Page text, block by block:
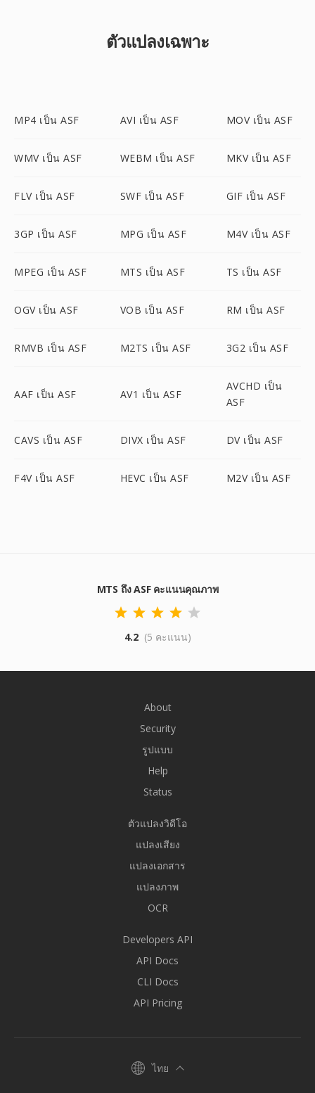
ตัวแปลงเฉพาะ
MP4 เป็น ASF AVI เป็น ASF MOV เป็น ASF
WMV เป็น ASF WEBM เป็น ASF MKV เป็น ASF
FLV เป็น ASF SWF เป็น ASF GIF เป็น ASF
3GP เป็น ASF MPG เป็น ASF M4V เป็น ASF
MPEG เป็น ASF MTS เป็น ASF TS เป็น ASF
OGV เป็น ASF VOB เป็น ASF RM เป็น ASF
RMVB เป็น ASF M2TS เป็น ASF 3G2 เป็น ASF
AAF เป็น ASF AV1 เป็น ASF
AVCHD เป็น
ASF
CAVS เป็น ASF DIVX เป็น ASF DV เป็น ASF
F4V เป็น ASF HEVC เป็น ASF M2V เป็น ASF
MTS ถึง ASF คะแนนคุณภาพ
4.2 (5 คะแนน)
About
Security
รูปแบบ
Help
Status
ตัวแปลงวิดีโอ
แปลงเสียง
แปลงเอกสาร
แปลงภาพ
OCR
Developers API
API Docs
CLI Docs
API Pricing
ไทย